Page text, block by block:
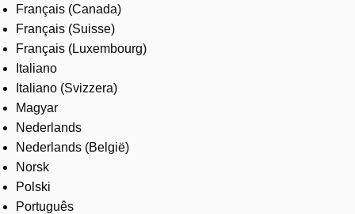
Français (Canada)
Français (Suisse)
Français (Luxembourg)
Italiano
Italiano (Svizzera)
Magyar
Nederlands
Nederlands (België)
Norsk
Polski
Português